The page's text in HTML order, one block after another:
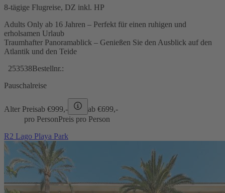
8-tägige Flugreise, DZ inkl. HP
Adults Only ab 16 Jahren – Perfekt für einen ruhigen und
erholsamen Urlaub
Traumhafter Panoramablick – Genießen Sie den Ausblick auf den
Atlantik und den Teide
253538Bestellnr.:
Pauschalreise
Alter Preisab €999,- ab €699,-
pro PersonPreis pro Person
R2 Lago Playa Park